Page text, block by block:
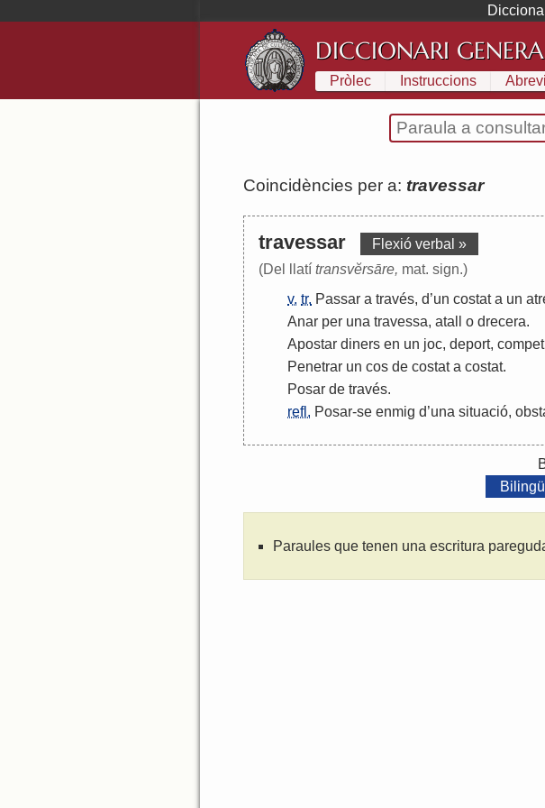
DICCIONARI
Pròlec Instruccions
Coincidències per a: travessar
travessar
Flexió verbal »
(Del llatí transvĕrsāre, mat. sign.)
v. tr. Passar a través, d’un costat a un
Anar per una travessa, atall o drecera.
Apostar diners en un joc, deport,
Penetrar un cos de costat a costat.
Posar de través.
refl. Posar-se enmig d’una situació,
Paraules que tenen una escritura